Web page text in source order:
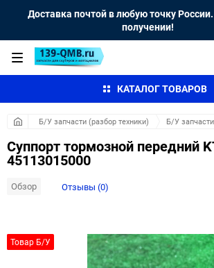
Доставка почтой в любую точку
получении!
КАТАЛОГ ТОВАРОВ
Б/У запчасти (разбор техники) Б/У
Суппорт тормозной передний
45113015000
Обзор Отзывы (0)
Товар Б/У